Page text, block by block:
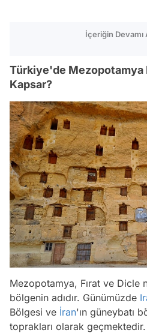
İçeriğin Devamı
Türkiye'de Mezopotamya
Kapsar?
Mezopotamya, Fırat ve Dicle
bölgenin adıdır. Günümüzde
Bölgesi ve İran'ın güneybatı
toprakları olarak